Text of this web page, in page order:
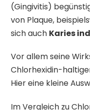
(Gingivitis)
von Plaque,
sich auch Karies
Vor allem seine
Chlorhexidin-
Hier eine kleine
Im Vergleich zu